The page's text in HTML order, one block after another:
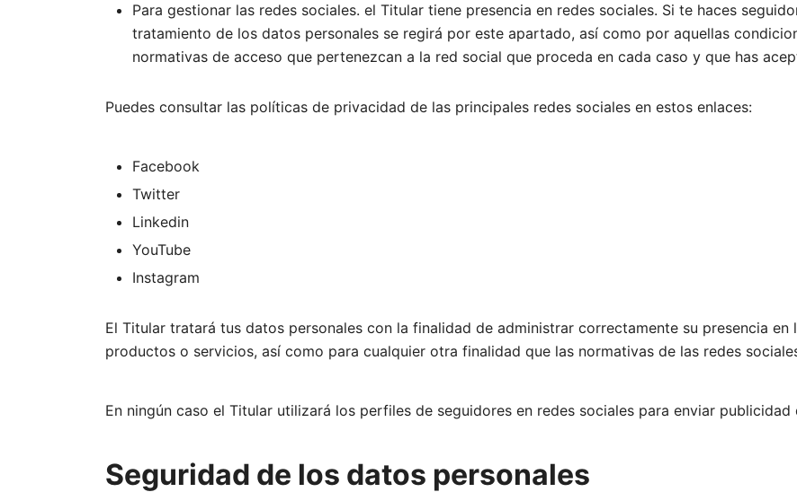
Para gestionar las redes sociales. el Titular tiene presencia en redes sociales. Si te haces
tratamiento de los datos personales se regirá por este apartado, así como por aquellas
normativas de acceso que pertenezcan a la red social que proceda en cada caso y que has
Puedes consultar las políticas de privacidad de las principales redes sociales en estos enlaces:
Facebook
Twitter
Linkedin
YouTube
Instagram
El Titular tratará tus datos personales con la finalidad de administrar correctamente su presencia
productos o servicios, así como para cualquier otra finalidad que las normativas de las redes
En ningún caso el Titular utilizará los perfiles de seguidores en redes sociales para enviar publicidad
Seguridad de los datos personales